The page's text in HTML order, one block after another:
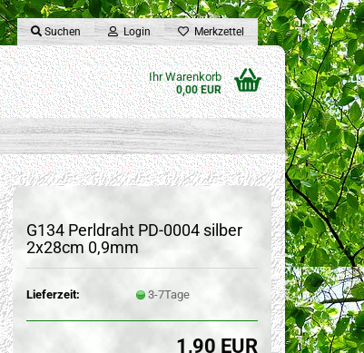
Suchen Login Merkzettel
Ihr Warenkorb
0,00 EUR
G134 Perldraht PD-0004 silber
2x28cm 0,9mm
Lieferzeit: 3-7Tage
1,90 EUR